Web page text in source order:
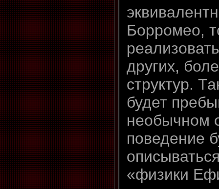
Борромео,
других,
структур.
будет
необычном
поведение
«физики